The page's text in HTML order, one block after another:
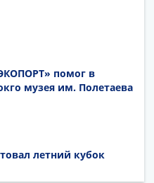
помог в
музея им. Полетаева
летний кубок